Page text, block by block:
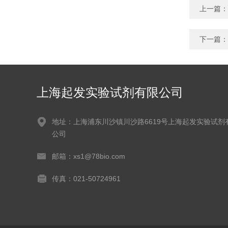
上一篇：
下一篇：
上海起发实验试剂有限公司
地址：上海浦东川沙镇川沙路6619号上海起发实验试剂
公司
邮箱：xs1@78bio.com
传真：021-50724961